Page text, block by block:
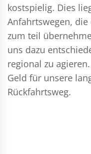
kostspielig. Dies
Anfahrtswegen,
zum teil
uns dazu
regional zu
Geld für unsere
Rückfahrtsweg.